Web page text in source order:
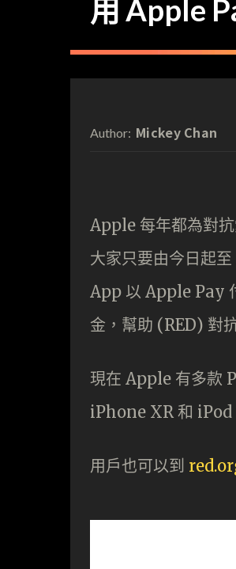
用 Apple
Author: Mickey Chan
Apple 每年都為對抗
大家只要由今日起
App 以 Apple Pay
金，幫助 (RED) 對
現在 Apple 有多款
iPhone XR 和 iPod
用戶也可以到